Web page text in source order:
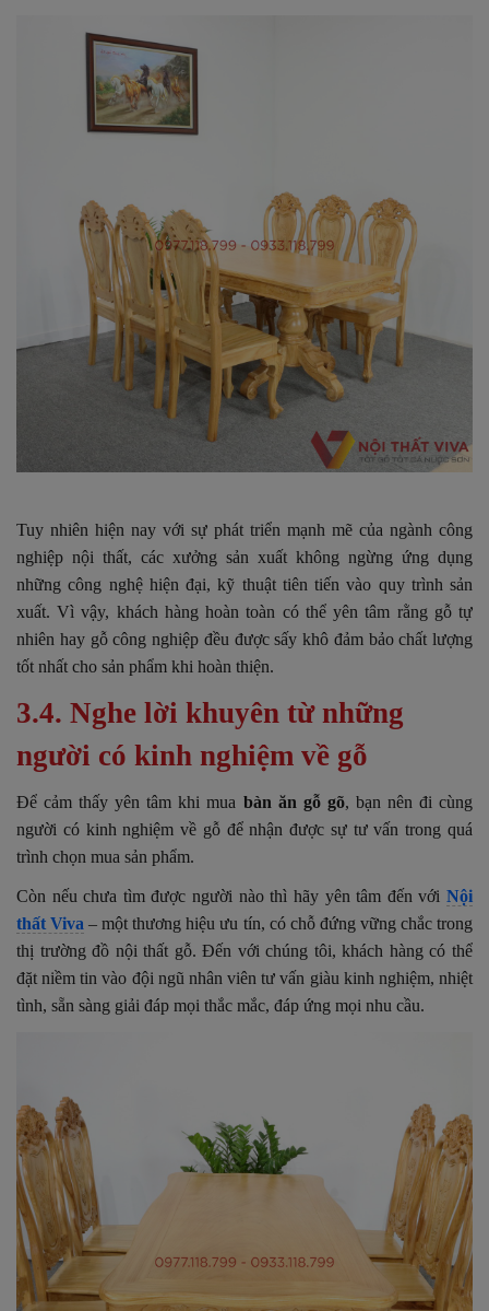
Tuy nhiên hiện nay với sự phát triển mạnh mẽ của ngành công
nghiệp nội thất, các xưởng sản xuất không ngừng ứng dụng
những công nghệ hiện đại, kỹ thuật tiên tiến vào quy trình sản
xuất. Vì vậy, khách hàng hoàn toàn có thể yên tâm rằng gỗ tự
nhiên hay gỗ công nghiệp đều được sấy khô đảm bảo chất lượng
tốt nhất cho sản phẩm khi hoàn thiện.
3.4. Nghe lời khuyên từ những
người có kinh nghiệm về gỗ
Để cảm thấy yên tâm khi mua bàn ăn gỗ gõ, bạn nên đi cùng
người có kinh nghiệm về gỗ để nhận được sự tư vấn trong quá
trình chọn mua sản phẩm.
Còn nếu chưa tìm được người nào thì hãy yên tâm đến với Nội
thất Viva – một thương hiệu ưu tín, có chỗ đứng vững chắc trong
thị trường đồ nội thất gỗ. Đến với chúng tôi, khách hàng có thể
đặt niềm tin vào đội ngũ nhân viên tư vấn giàu kinh nghiệm, nhiệt
tình, sẵn sàng giải đáp mọi thắc mắc, đáp ứng mọi nhu cầu.